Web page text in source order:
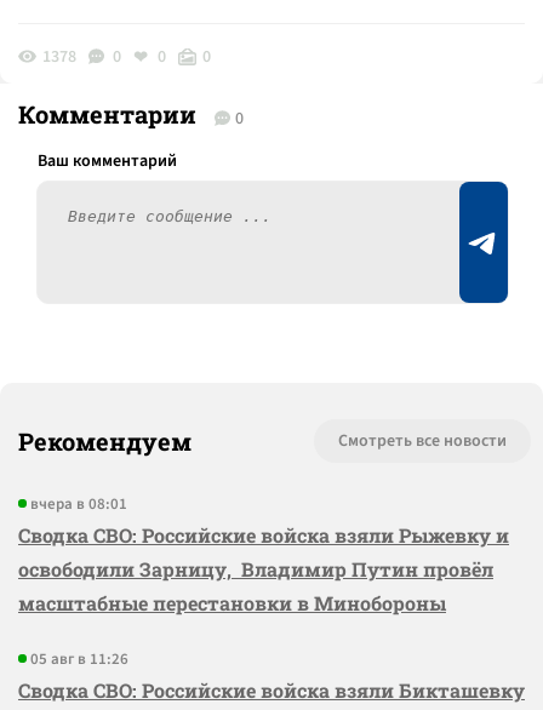
1378 0 0 0
Комментарии 0
Рекомендуем Смотреть все новости
вчера в 08:01
Сводка СВО: Российские войска взяли Рыжевку и
освободили Зарницу, Владимир Путин провёл
масштабные перестановки в Минобороны
05 авг в 11:26
Сводка СВО: Российские войска взяли Бикташевку